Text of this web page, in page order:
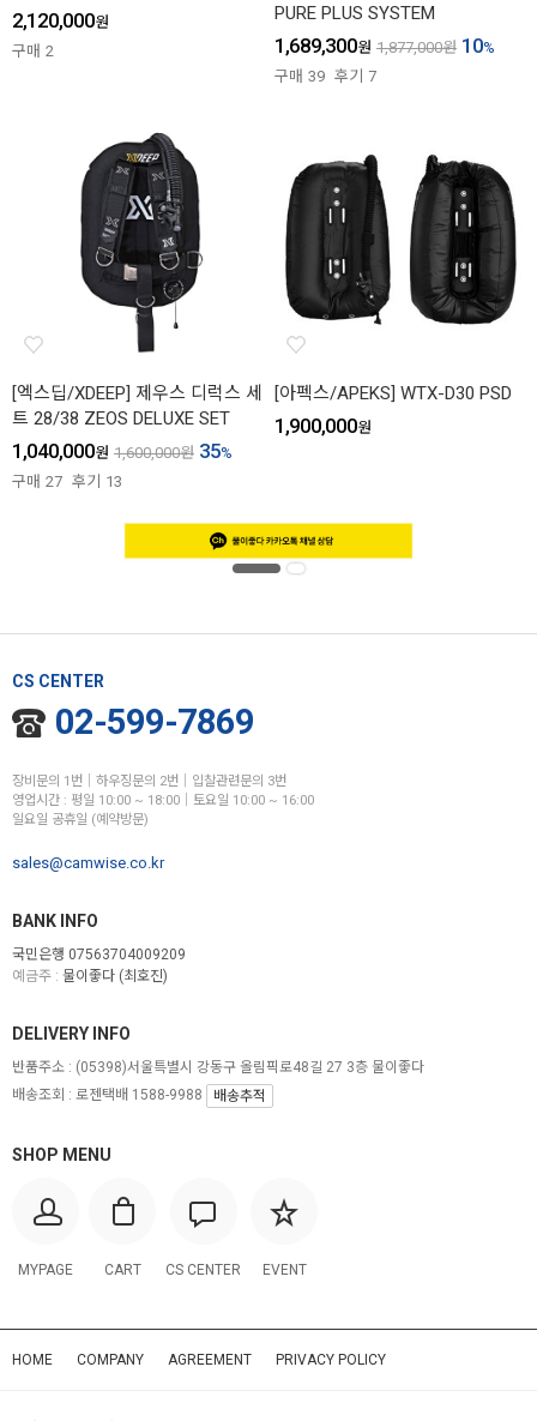
2,120,000원
구매 2
PURE PLUS SYSTEM
1,689,300원 1,877,000원 10%
구매 39 후기 7
[엑스딥/XDEEP] 제우스 디럭스 세
트 28/38 ZEOS DELUXE SET
1,040,000원 1,600,000원 35%
구매 27 후기 13
[아펙스/APEKS] WTX-D30 PSD
1,900,000원
CS CENTER
02-599-7869
장비문의 1번│하우징문의 2번│입찰관련문의 3번
영업시간 : 평일 10:00 ~ 18:00│토요일 10:00 ~ 16:00
일요일 공휴일 (예약방문)
sales@camwise.co.kr
BANK INFO
국민은행 07563704009209
예금주 : 물이좋다 (최호진)
SHOP MENU
MYPAGE CART CS CENTER EVENT
DELIVERY INFO
반품주소 : (05398)서울특별시 강동구 올림픽로48길 27 3층 물이좋다
배송조회 : 로젠택배 1588-9988
배송추적
HOME COMPANY AGREEMENT PRIVACY POLICY